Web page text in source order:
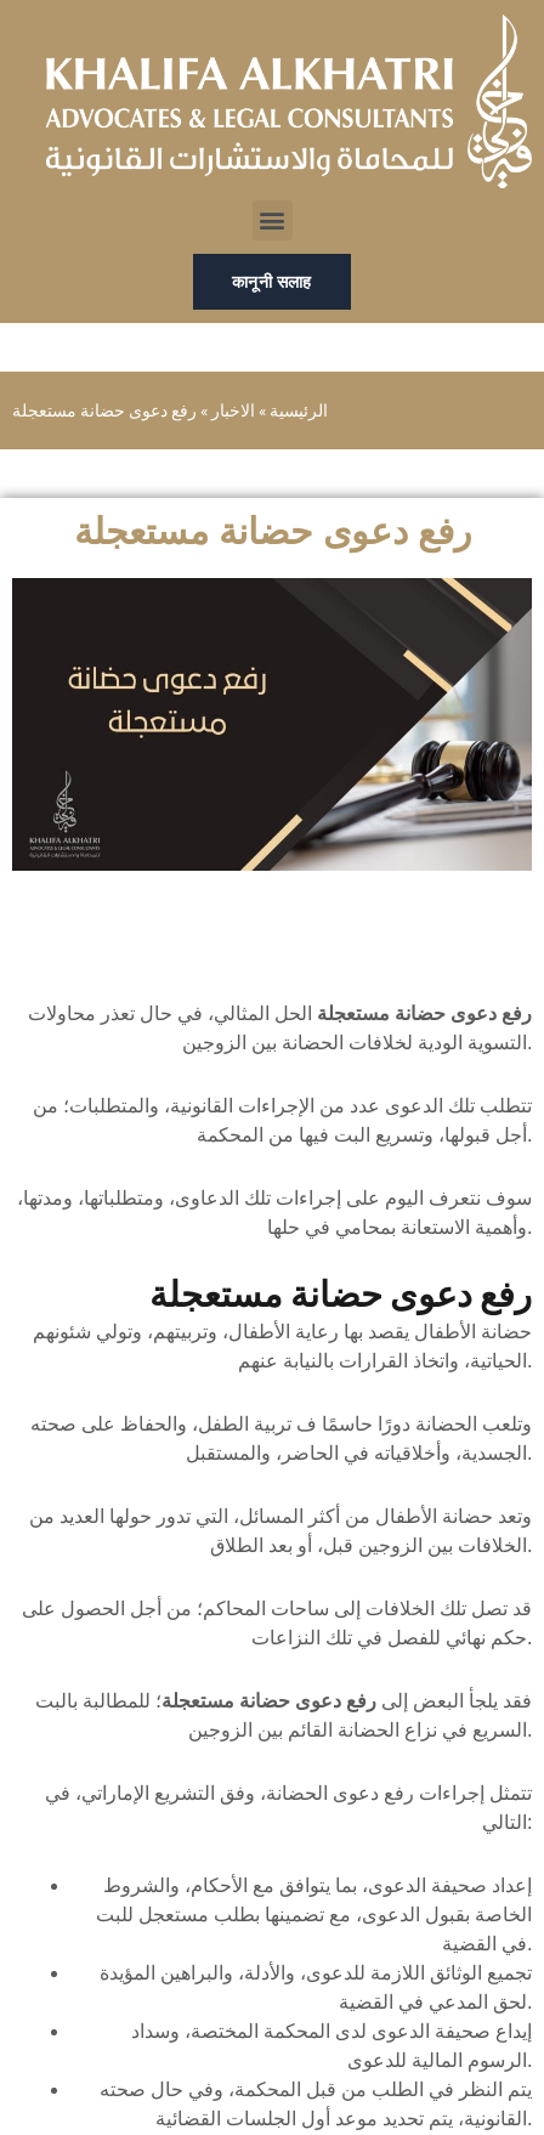
content
Menu
कानूनी सलाह
الرئيسية » الاخبار » رفع دعوى حضانة مستعجلة
رفع دعوى حضانة مستعجلة
رفع دعوى حضانة مستعجلة الحل المثالي، في حال تعذر محاولات
التسوية الودية لخلافات الحضانة بين الزوجين.
تتطلب تلك الدعوى عدد من الإجراءات القانونية، والمتطلبات؛ من
أجل قبولها، وتسريع البت فيها من المحكمة.
سوف نتعرف اليوم على إجراءات تلك الدعاوى، ومتطلباتها، ومدتها،
وأهمية الاستعانة بمحامي في حلها.
رفع دعوى حضانة مستعجلة
حضانة الأطفال يقصد بها رعاية الأطفال، وتربيتهم، وتولي شئونهم
الحياتية، واتخاذ القرارات بالنيابة عنهم.
وتلعب الحضانة دورًا حاسمًا ف تربية الطفل، والحفاظ على صحته
الجسدية، وأخلاقياته في الحاضر، والمستقبل.
وتعد حضانة الأطفال من أكثر المسائل، التي تدور حولها العديد من
الخلافات بين الزوجين قبل، أو بعد الطلاق.
قد تصل تلك الخلافات إلى ساحات المحاكم؛ من أجل الحصول على
حكم نهائي للفصل في تلك النزاعات.
فقد يلجأ البعض إلى رفع دعوى حضانة مستعجلة؛ للمطالبة بالبت
السريع في نزاع الحضانة القائم بين الزوجين.
تتمثل إجراءات رفع دعوى الحضانة، وفق التشريع الإماراتي، في
التالي:
إعداد صحيفة الدعوى، بما يتوافق مع الأحكام، والشروط
الخاصة بقبول الدعوى، مع تضمينها بطلب مستعجل للبت
في القضية.
تجميع الوثائق اللازمة للدعوى، والأدلة، والبراهين المؤيدة
لحق المدعي في القضية.
إيداع صحيفة الدعوى لدى المحكمة المختصة، وسداد
الرسوم المالية للدعوى.
يتم النظر في الطلب من قبل المحكمة، وفي حال صحته
القانونية، يتم تحديد موعد أول الجلسات القضائية.